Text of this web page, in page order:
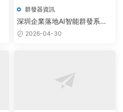
群發器資訊
深圳企業落地AI智能群發系
統，TG采集腳本實現自動化效
2026-04-30